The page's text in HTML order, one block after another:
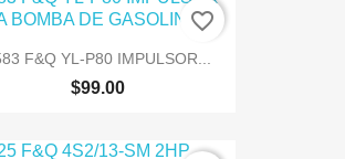
F&Q YL-P80 IMPULSOR...
$99.00
favorite_border